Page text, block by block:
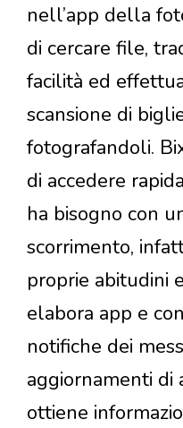
nell’app della
di cercare file,
facilità ed
scansione di
fotografandoli.
di accedere
ha bisogno con
scorrimento,
proprie abitudini
elabora app e
notifiche dei
aggiornamenti di
ottiene